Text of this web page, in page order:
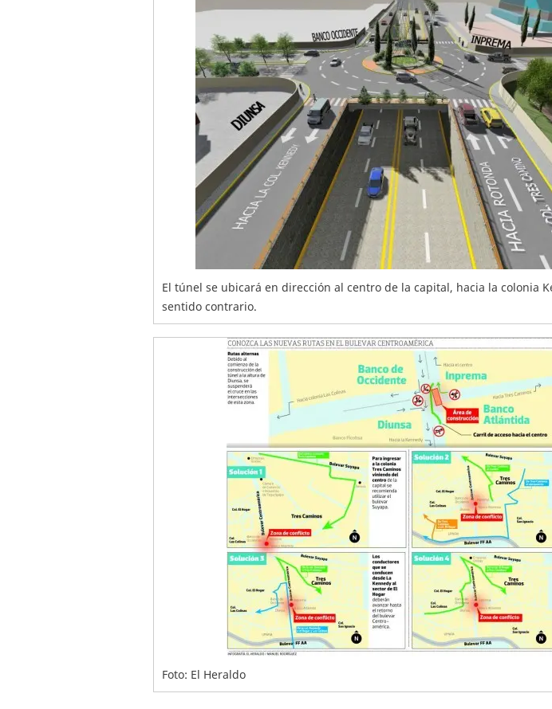
El túnel se ubicará en dirección al centro de la capital, hacia la colonia
sentido contrario.
Foto: El Heraldo